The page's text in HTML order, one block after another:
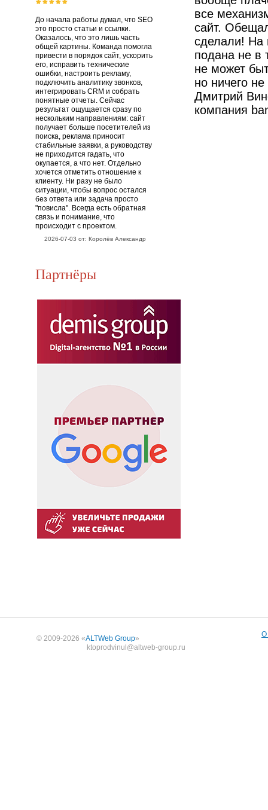
До начала работы думал, что SEO
это просто статьи и ссылки.
Оказалось, что это лишь часть
общей картины. Команда помогла
привести в порядок сайт, ускорить
его, исправить технические
ошибки, настроить рекламу,
подключить аналитику звонков,
интегрировать CRM и собрать
понятные отчеты. Сейчас
результат ощущается сразу по
нескольким направлениям: сайт
получает больше посетителей из
поиска, реклама приносит
стабильные заявки, а руководству
не приходится гадать, что
окупается, а что нет. Отдельно
хочется отметить отношение к
клиенту. Ни разу не было
ситуации, чтобы вопрос остался
без ответа или задача просто
"повисла". Всегда есть обратная
связь и понимание, что
происходит с проектом.
2026-07-03 от: Королёв Александр
Партнёры
все
сайт.
сделали! На
подана не в
не может
но ничего
Дмитрий
компания
© 2009-2026 «ALTWeb Group»
ktoprodvinul@altweb-group.ru
О